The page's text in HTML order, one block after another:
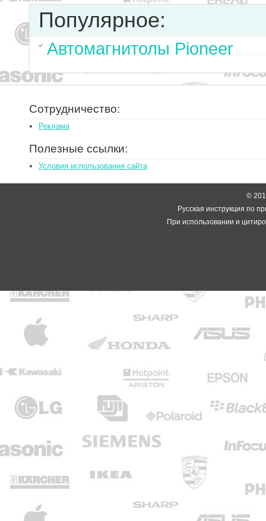
Популярное:
Автомагнитолы Pioneer
Сотрудничество:
Реклама
Полезные ссылки:
Условия использования сайта
©
Русская инструкция по
При использовании и